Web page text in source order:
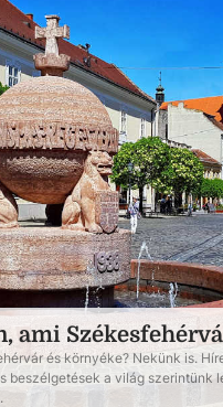
ami
és környéke? Nekünk is.
beszélgetések a világ szerintünk